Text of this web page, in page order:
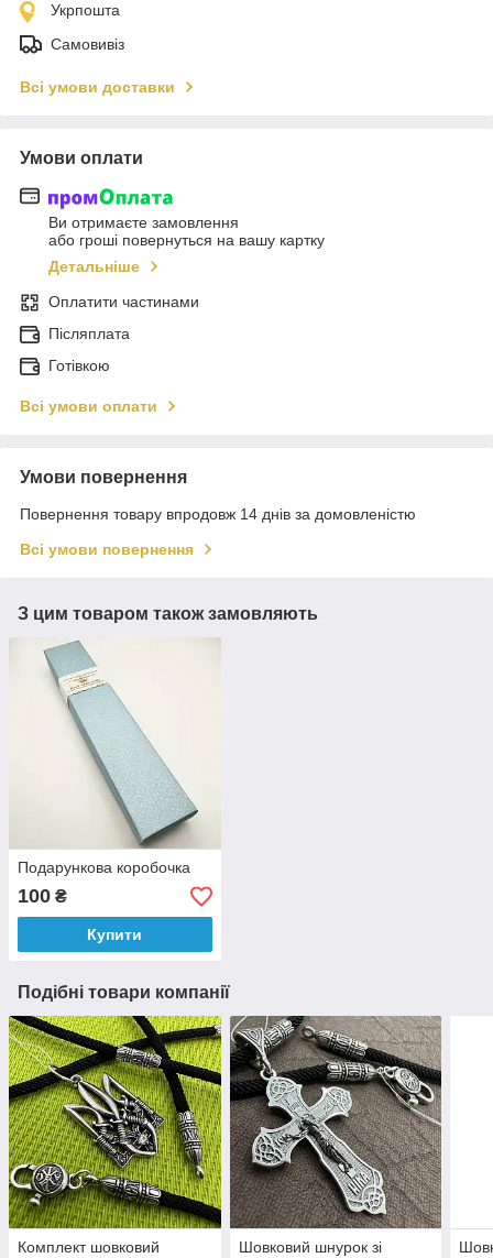
Укрпошта
Самовивіз
Всі умови доставки
Умови оплати
Ви отримаєте замовлення
або гроші повернуться на вашу картку
Детальніше
Оплатити частинами
Післяплата
Готівкою
Всі умови оплати
Умови повернення
Повернення товару впродовж 14 днів за домовленістю
Всі умови повернення
З цим товаром також замовляють
Подарункова коробочка
100 ₴
Купити
Подібні товари компанії
Комплект шовковий
Шовковий шнурок зі